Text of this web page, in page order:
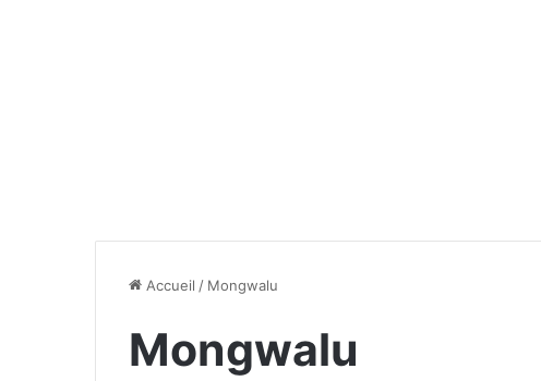
Accueil / Mongwalu
Mongwalu